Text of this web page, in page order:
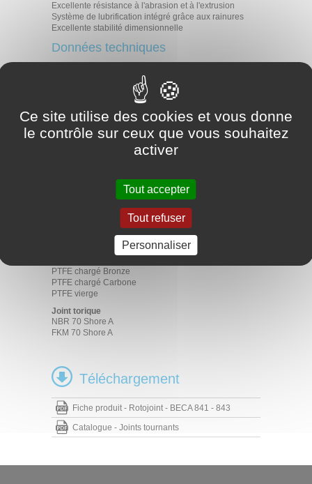
Excellente résistance à l'abrasion et à l'extrusion
Système de lubrification intégré grâce aux rainures
Excellente stabilité dimensionnelle
Données techniques
30 MPa
2 m/s
Fluides en contact
Huiles hydrauliques minérales
Fluides difficilement inflammables
Fluides biocompatibles
Eau
Autres (contactez nos experts)
Applications
Distributeurs rotatifs
Moteurs hydrauliques
PTFE chargé Bronze
PTFE chargé Carbone
PTFE vierge
Joint torique
NBR 70 Shore A
FKM 70 Shore A
Téléchargement
Fiche produit - Rotojoint - BECA 841 - 843
Catalogue - Joints tournants
Ce site utilise des cookies et vous donne
le contrôle sur ceux que vous souhaitez
activer
Tout accepter
Tout refuser
Personnaliser